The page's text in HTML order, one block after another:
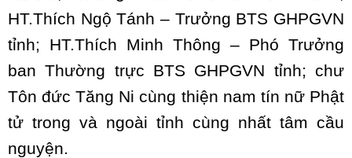
HT.Thích Ngộ Tánh – Trưởng BTS GHPGVN
tỉnh; HT.Thích Minh Thông – Phó Trưởng
ban Thường trực BTS GHPGVN tỉnh; chư
Tôn đức Tăng Ni cùng thiện nam tín nữ Phật
tử trong và ngoài tỉnh cùng nhất tâm cầu
nguyện.